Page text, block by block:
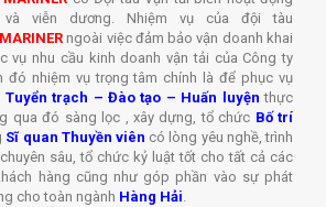
viễn dương. Nhiệm vụ của đội tàu
ngoài việc đảm bảo vận doanh khai
vụ nhu cầu kinh doanh vận tải của Công ty
đó nhiệm vụ trọng tâm chính là để phục vụ
Tuyển trạch –Đào tạo – Huấn luyện thực
qua đó sàng lọc , xây dựng, tổ chức Bố trí
Sĩ quan Thuyền viên có lòng yêu nghề, trình
sâu, tổ chức kỷ luật tốt cho tất cả các
hàng cũng như góp phần vào sự phát
cho toàn ngành Hàng Hải.